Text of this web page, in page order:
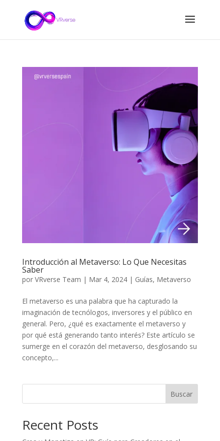
Introducción al Metaverso: Lo Que Necesitas
Saber
por VRverse Team | Mar 4, 2024| Guías, Metaverso
El metaverso es una palabra que ha capturado la
imaginación de tecnólogos, inversores y el público en
general. Pero, ¿qué es exactamente el metaverso y
por qué está generando tanto interés? Este artículo se
sumerge en el corazón del metaverso, desglosando su
concepto,...
Buscar
Recent Posts